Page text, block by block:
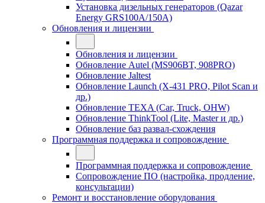
Установка дизельных генераторов (Qazar
Energy GRS100A/150A)
Обновления и лицензии
Обновления и лицензии
Обновление Autel (MS906BT, 908PRO)
Обновление Jaltest
Обновление Launch (X-431 PRO, Pilot Scan и
др.)
Обновление TEXA (Car, Truck, OHW)
Обновление ThinkTool (Lite, Master и др.)
Обновление баз развал-схождения
Программная поддержка и сопровождение
Программная поддержка и сопровождение
Сопровождение ПО (настройка, продление,
консультации)
Ремонт и восстановление оборудования